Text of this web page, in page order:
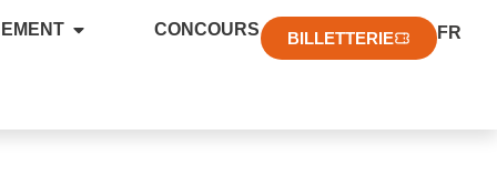
CONCOURS BILLETTERIE FR
DE